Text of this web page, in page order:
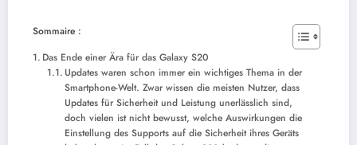
Sommaire :
Das Ende einer Ära für das Galaxy S20
Updates waren schon immer ein wichtiges Thema in der
Smartphone-Welt. Zwar wissen die meisten Nutzer, dass
Updates für Sicherheit und Leistung unerlässlich sind,
doch vielen ist nicht bewusst, welche Auswirkungen die
Einstellung des Supports auf die Sicherheit ihres Geräts